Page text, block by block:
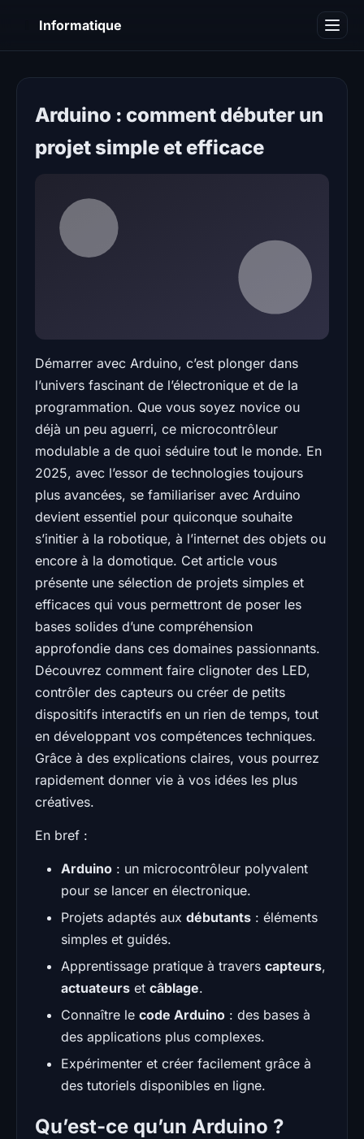
Informatique
Arduino : comment débuter un
projet simple et efficace
Démarrer avec Arduino, c’est plonger dans
l’univers fascinant de l’électronique et de la
programmation. Que vous soyez novice ou
déjà un peu aguerri, ce microcontrôleur
modulable a de quoi séduire tout le monde. En
2025, avec l’essor de technologies toujours
plus avancées, se familiariser avec Arduino
devient essentiel pour quiconque souhaite
s’initier à la robotique, à l’internet des objets ou
encore à la domotique. Cet article vous
présente une sélection de projets simples et
efficaces qui vous permettront de poser les
bases solides d’une compréhension
approfondie dans ces domaines passionnants.
Découvrez comment faire clignoter des LED,
contrôler des capteurs ou créer de petits
dispositifs interactifs en un rien de temps, tout
en développant vos compétences techniques.
Grâce à des explications claires, vous pourrez
rapidement donner vie à vos idées les plus
créatives.
En bref :
Arduino : un microcontrôleur polyvalent
pour se lancer en électronique.
Projets adaptés aux débutants : éléments
simples et guidés.
Apprentissage pratique à travers capteurs,
actuateurs et câblage.
Connaître le code Arduino : des bases à
des applications plus complexes.
Expérimenter et créer facilement grâce à
des tutoriels disponibles en ligne.
Qu’est-ce qu’un Arduino ?